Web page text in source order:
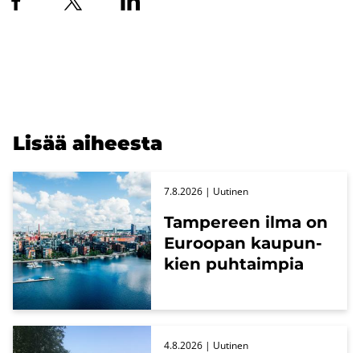
Lisää ai­hees­ta
Tam­pe­reen ilma on
Eu­roo­pan kau­pun­
kien puh­taim­pia
7.8.2026 | Uu­ti­nen
4.8.2026 | Uu­ti­nen